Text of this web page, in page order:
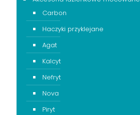
Carbon
Haczyki przyklejane
Agat
Kalcyt
Nefryt
Nova
Piryt